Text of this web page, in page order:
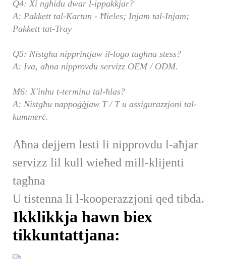
Q4: Xi ngħidu dwar l-ippakkjar?
A: Pakkett tal-Kartun - Ħieles; Injam tal-Injam;
Pakkett tat-Tray
Q5: Nistgħu nipprintjaw il-logo tagħna stess?
A: Iva, aħna nipprovdu servizz OEM / ODM.
M6: X'inhu t-terminu tal-ħlas?
A: Nistgħu nappoġġjaw T / T u assigurazzjoni tal-
kummerċ.
Aħna dejjem lesti li nipprovdu l-aħjar
servizz lil kull wieħed mill-klijenti
tagħna
U tistenna li l-kooperazzjoni qed tibda.
Ikklikkja hawn biex
tikkuntattjana: